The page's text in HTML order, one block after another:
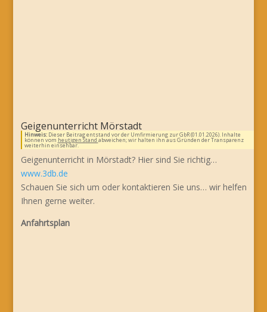
Geigenunterricht Mörstadt
Hinweis:Dieser Beitrag entstand vor der Umfirmierung zur GbR (01.01.2026). Inhalte
können vom heutigen Stand abweichen; wir halten ihn aus Gründen der Transparenz
weiterhin einsehbar.
Geigenunterricht in Mörstadt? Hier sind Sie richtig…
www.3db.de
Schauen Sie sich um oder kontaktieren Sie uns… wir helfen
Ihnen gerne weiter.
Anfahrtsplan